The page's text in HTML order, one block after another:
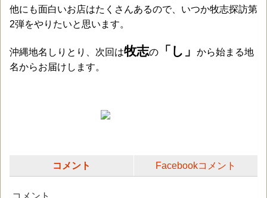
他にも面白いお店はたくさんあるので、いつか牧志探訪第
2弾をやりたいと思います。
沖縄地名しりとり、次回は牧志の 「し」
から始まる地
名からお届けします。
コメント Facebookコメント